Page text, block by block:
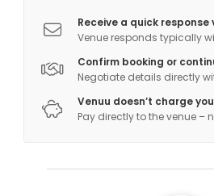
Receive a quick response
Venue responds typically
Confirm booking or
Negotiate details directly
Venuu doesn’t charge
Pay directly to the venue –